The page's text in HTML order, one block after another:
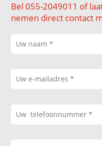
Bel 055-2049011 of
nemen direct contact